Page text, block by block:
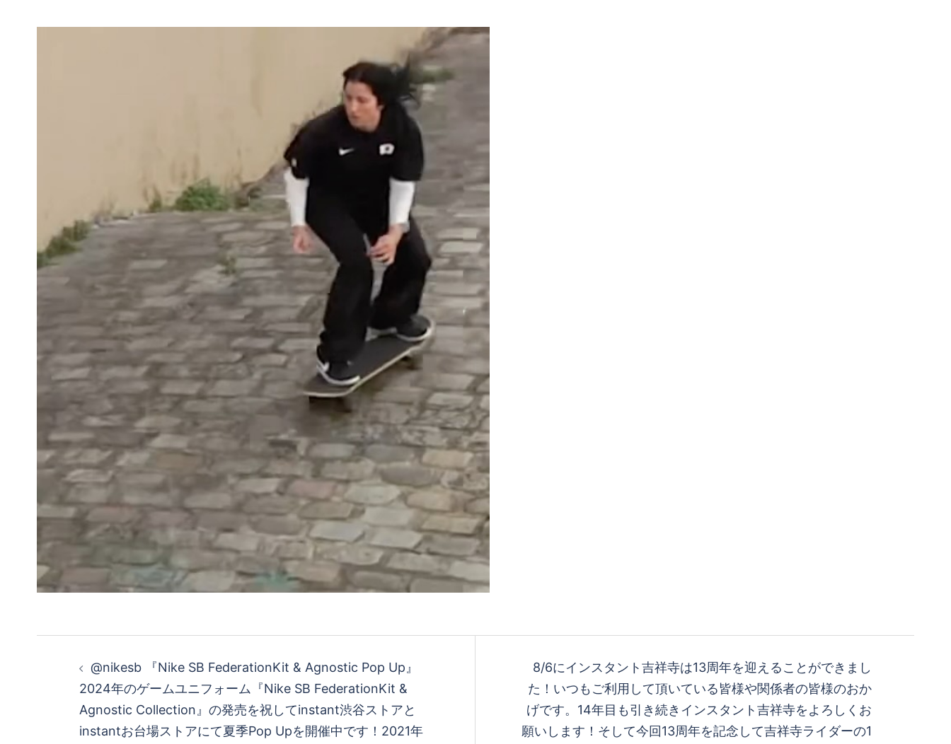
@nikesb 『Nike SB FederationKit & Agnostic Pop Up』
2024年のゲームユニフォーム『Nike SB FederationKit &
Agnostic Collection』の発売を祝してinstant渋谷ストアと
instantお台場ストアにて夏季Pop Upを開催中です！2021年
8/6にインスタント吉祥寺は13周年を迎えることができまし
た！いつもご利用して頂いている皆様や関係者の皆様のおか
げです。14年目も引き続きインスタント吉祥寺をよろしくお
願いします！そして今回13周年を記念して吉祥寺ライダーの1